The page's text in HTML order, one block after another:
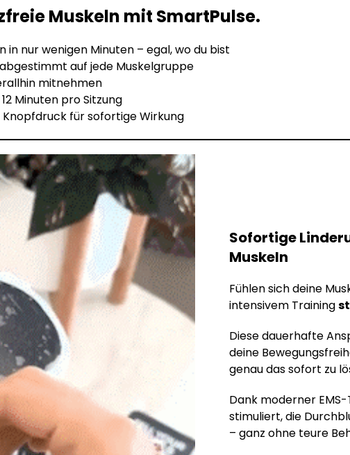
Muskeln mit SmartPulse.
in nur wenigen Minuten – egal, wo du bist
auf jede Muskelgruppe
mitnehmen
Minuten pro Sitzung
Knopfdruck für sofortige Wirkung
Sofortige
Muskeln
Fühlen sich deine
intensivem Training
Diese dauerhafte
deine
genau das sofort zu
Dank moderner
stimuliert, die
– ganz ohne teure